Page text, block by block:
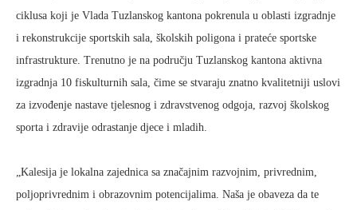
ciklusa koji je Vlada Tuzlanskog kantona pokrenula u oblasti izgradnje
i rekonstrukcije sportskih sala, školskih poligona i prateće sportske
infrastrukture. Trenutno je na području Tuzlanskog kantona aktivna
izgradnja 10 fiskulturnih sala, čime se stvaraju znatno kvalitetniji uslovi
za izvođenje nastave tjelesnog i zdravstvenog odgoja, razvoj školskog
sporta i zdravije odrastanje djece i mladih.
„Kalesija je lokalna zajednica sa značajnim razvojnim, privrednim,
poljoprivrednim i obrazovnim potencijalima. Naša je obaveza da te